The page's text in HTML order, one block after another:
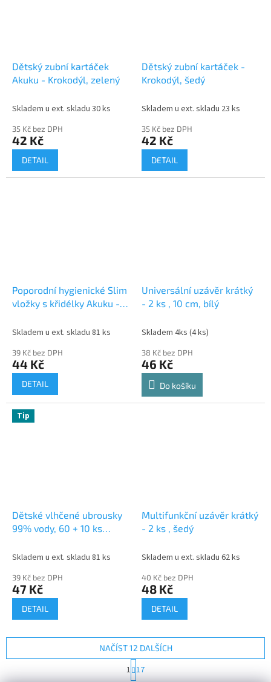
Dětský zubní kartáček
Akuku - Krokodýl, zelený
Skladem u ext. skladu 30 ks
35 Kč bez DPH
42 Kč
DETAIL
Dětský zubní kartáček -
Krokodýl, šedý
Skladem u ext. skladu 23 ks
35 Kč bez DPH
42 Kč
DETAIL
Poporodní hygienické Slim
vložky s křidélky Akuku -
Skladem u ext. skladu 81 ks
39 Kč bez DPH
44 Kč
DETAIL
Universální uzávěr krátký
- 2 ks , 10 cm, bílý
Skladem 4ks (4 ks)
38 Kč bez DPH
46 Kč
Do košíku
Tip
Dětské vlhčené ubrousky
99% vody, 60 + 10 ks
Skladem u ext. skladu 81 ks
39 Kč bez DPH
47 Kč
DETAIL
Multifunkční uzávěr krátký
- 2 ks , šedý
Skladem u ext. skladu 62 ks
40 Kč bez DPH
48 Kč
DETAIL
NAČÍST 12 DALŠÍCH
t
1 17